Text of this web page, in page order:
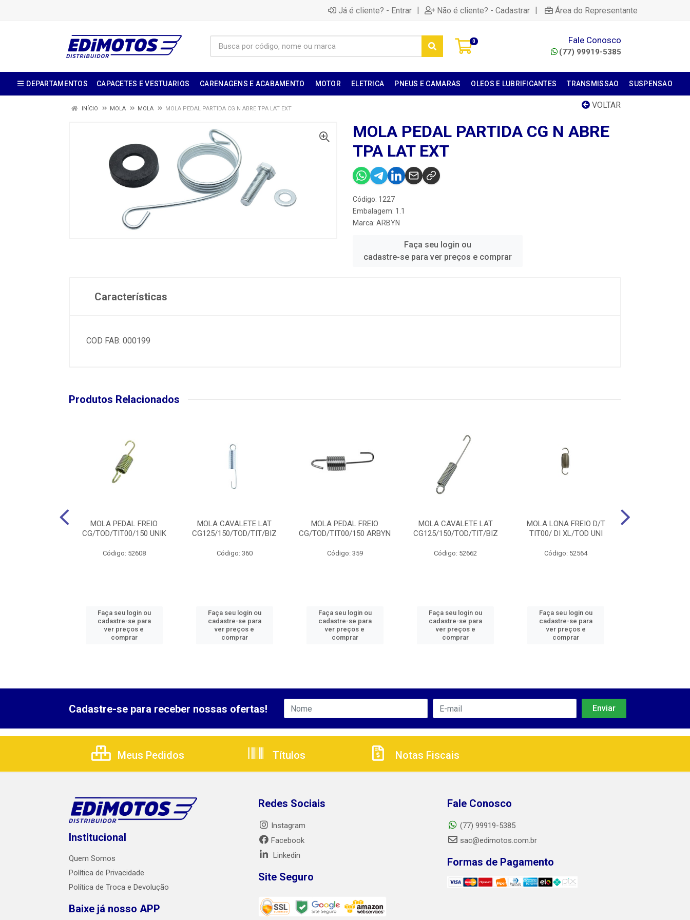
Já é cliente? - Entrar | Não é cliente? - Cadastrar | Área do Representante
0 Fale Conosco
(77) 99919-5385
DEPARTAMENTOS CAPACETES E VESTUARIOS CARENAGENS E ACABAMENTO MOTOR ELETRICA PNEUS E CAMARAS OLEOS E LUBRIFICANTES TRANSMISSAO SUSPENSAO
VOLTAR
INÍCIO MOLA MOLA MOLA PEDAL PARTIDA CG N ABRE TPA LAT EXT
MOLA PEDAL PARTIDA CG N ABRE
TPA LAT EXT
Código: 1227
Embalagem: 1.1
Marca: ARBYN
Faça seu login ou
cadastre-se para ver preços e comprar
Características
COD FAB: 000199
Produtos Relacionados
MOLA PEDAL FREIO
CG/TOD/TIT00/150 UNIK
Código: 52608
Faça seu login ou
cadastre-se para
ver preços e
comprar
MOLA CAVALETE LAT
CG125/150/TOD/TIT/BIZ
Código: 360
Faça seu login ou
cadastre-se para
ver preços e
comprar
MOLA PEDAL FREIO
CG/TOD/TIT00/150 ARBYN
Código: 359
Faça seu login ou
cadastre-se para
ver preços e
comprar
MOLA CAVALETE LAT
CG125/150/TOD/TIT/BIZ
Código: 52662
Faça seu login ou
cadastre-se para
ver preços e
comprar
MOLA LONA FREIO D/T
TIT00/ DI XL/TOD UNI
Código: 52564
Faça seu login ou
cadastre-se para
ver preços e
comprar
Cadastre-se para receber nossas ofertas!
Meus Pedidos Títulos Notas Fiscais
Institucional
Quem Somos
Política de Privacidade
Política de Troca e Devolução
Baixe já nosso APP
Redes Sociais
Instagram
Facebook
Linkedin
Site Seguro
Fale Conosco
(77) 99919-5385
sac@edimotos.com.br
Formas de Pagamento